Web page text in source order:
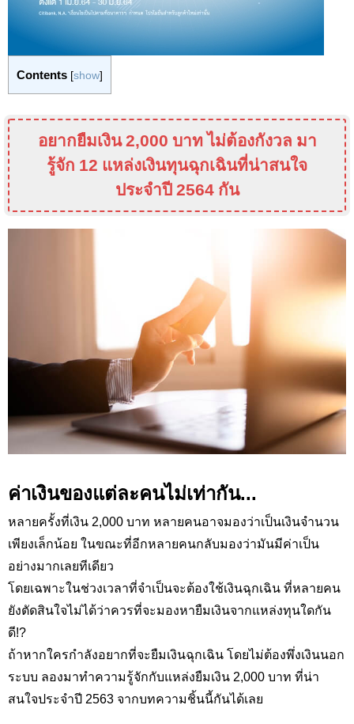
Contents [show]
อยากยืมเงิน 2,000 บาท ไม่ต้องกังวล มา
รู้จัก 12 แหล่งเงินทุนฉุกเฉินที่น่าสนใจ
ประจำปี 2564 กัน
ค่าเงินของแต่ละคนไม่เท่ากัน...
หลายครั้งที่เงิน 2,000 บาท หลายคนอาจมองว่าเป็นเงินจำนวน
เพียงเล็กน้อย ในขณะที่อีกหลายคนกลับมองว่ามันมีค่าเป็น
อย่างมากเลยทีเดียว
โดยเฉพาะในช่วงเวลาที่จำเป็นจะต้องใช้เงินฉุกเฉิน ที่หลายคน
ยังตัดสินใจไม่ได้ว่าควรที่จะมองหายืมเงินจากแหล่งทุนใดกัน
ดี!?
ถ้าหากใครกำลังอยากที่จะยืมเงินฉุกเฉิน โดยไม่ต้องพึ่งเงินนอก
ระบบ ลองมาทำความรู้จักกับแหล่งยืมเงิน 2 ,000 บาท ที่น่า
สนใจประจำปี 2563 จากบทความชิ้นนี้กันได้เลย